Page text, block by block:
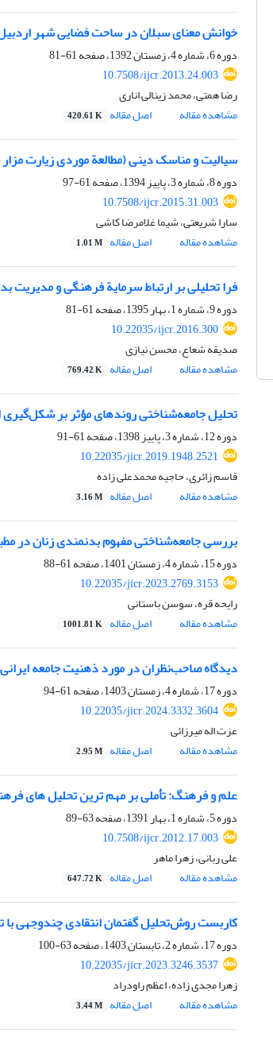
خوانش معنای سبلان در ساحت فضایی شهر
دوره 6، شماره 4، زمستان 1392، صفحه
61-81
10.7508/ijcr.2013.24.003
رضا همتی، محمد زینالی اناری
مشاهده مقاله
اصل مقاله 420.61 K
سیالیت و مناسک دینی (مطالعة موردی زیارت
دوره 8، شماره 3، پاییز 1394، صفحه
61-97
10.7508/ijcr.2015.31.003
سارا شریعتی، شیما غلامرضا کاشی
مشاهده مقاله
اصل مقاله 1.01 M
فرا تحلیلی بر ارتباط سرمایة فرهنگی و مدیریت
دوره 9، شماره 1، بهار 1395، صفحه
61-81
10.22035/ijcr.2016.300
صدیقه شعاع، محسن نیازی
مشاهده مقاله
اصل مقاله 769.42 K
تحلیل جامعه‌شناختی روندهای مؤثر بر شکل‌گیری
دوره 12، شماره 3، پاییز 1398، صفحه
61-91
10.22035/jicr.2019.1948.2521
قاسم زائری، حاجیه محمدعلی زاده
مشاهده مقاله
اصل مقاله 3.16 M
بررسی جامعه‌شناختی مفهوم بدنمندی زنان در
دوره 15، شماره 4، زمستان 1401، صفحه
61-88
10.22035/jicr.2023.2769.3153
رایحه قره، سوسن باستانی
مشاهده مقاله
اصل مقاله 1001.81 K
دیدگاه صاحب‌نظران در مورد ذهنیت جامعه
دوره 17، شماره 4، زمستان 1403، صفحه
61-94
10.22035/jicr.2024.3332.3604
عزت اله میرزائی
مشاهده مقاله
اصل مقاله 2.95 M
علم و فرهنگ: تأملی بر مهم ترین تحلیل های
دوره 5، شماره 1، بهار 1391، صفحه
63-89
10.7508/ijcr.2012.17.003
علی ربانی، زهرا ماهر
مشاهده مقاله
اصل مقاله 647.72 K
کاربست روش‌تحلیل گفتمان انتقادی چندوجهی با
دوره 17، شماره 2، تابستان 1403، صفحه
63-100
10.22035/jicr.2023.3246.3537
زهرا مجدی زاده، اعظم راودراد
مشاهده مقاله
اصل مقاله 3.44 M